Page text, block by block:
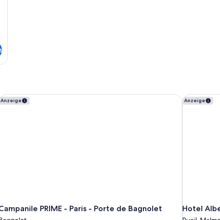
Anzeige
PRIME - Paris - Porte de Bagnolet
PRIME - Paris - Porte de Bagnolet Anzeige
Hotel
Hotel